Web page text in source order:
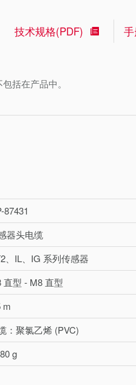
括在产品中。
技术规格(PDF)
87431
器头电缆
、IL、IG 系列传感器
直型 - M8 直型
m
：聚氯乙烯 (PVC)
g